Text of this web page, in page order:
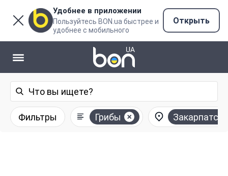
Удобнее в приложении
Пользуйтесь BON.ua быстрее и
удобнее с мобильного
Открыть
Фильтры Грибы